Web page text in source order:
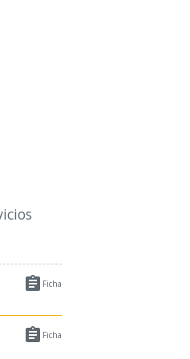
 Ficha
 Ficha